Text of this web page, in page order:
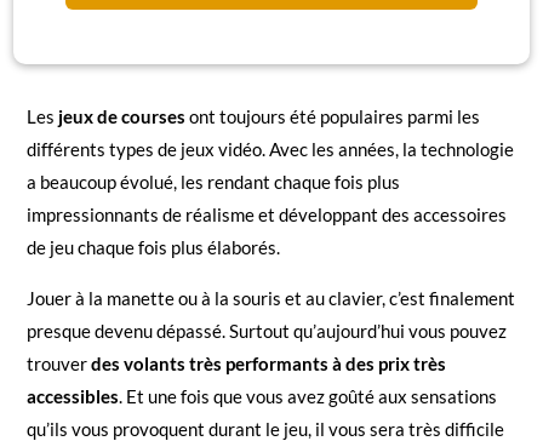
Les jeux de courses ont toujours été populaires parmi les
différents types de jeux vidéo. Avec les années, la technologie
a beaucoup évolué, les rendant chaque fois plus
impressionnants de réalisme et développant des accessoires
de jeu chaque fois plus élaborés.
Jouer à la manette ou à la souris et au clavier, c’est finalement
presque devenu dépassé. Surtout qu’aujourd’hui vous pouvez
trouverdes volants très performants à des prix très
accessibles. Et une fois que vous avez goûté aux sensations
qu’ils vous provoquent durant le jeu, il vous sera très difficile